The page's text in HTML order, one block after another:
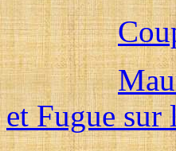
et Fugue